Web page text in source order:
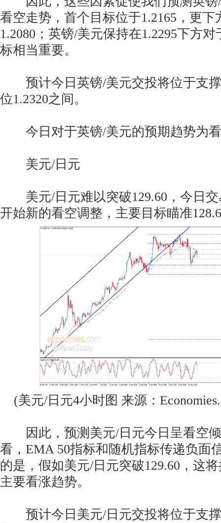
看空走势，首个目标位于1.2165，更下
1.2080；英镑/美元保持在1.2295下方
标相当重要。
预计今日英镑/美元交投将位于支撑
位1.2320之间。
今日对于英镑/美元的预期趋势为
美元/日元
美元/日元难以突破129.60，今日交
开始新的看空调整，主要目标瞄准
(美元/日元4小时图 来源：
因此，预测美元/日元今日呈看空倾
看，EMA 50指标和随机指标传递负面
的是，假如美元/日元突破129.60，这
主要看涨趋势。
预计今日美元/日元交投将位于支撑